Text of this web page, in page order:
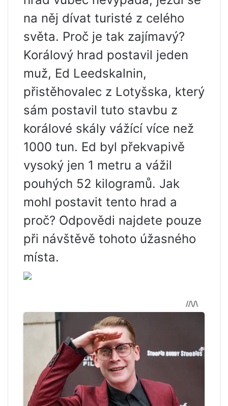
na něj dívat turisté z celého
světa. Proč je tak zajímavý?
Korálový hrad postavil jeden
muž, Ed Leedskalnin,
přistěhovalec z Lotyšska, který
sám postavil tuto stavbu z
korálové skály vážící více než
1000 tun. Ed byl překvapivě
vysoký jen 1 metru a vážil
pouhých 52 kilogramů. Jak
mohl postavit tento hrad a
proč? Odpovědi najdete pouze
při návštěvě tohoto úžasného
místa.